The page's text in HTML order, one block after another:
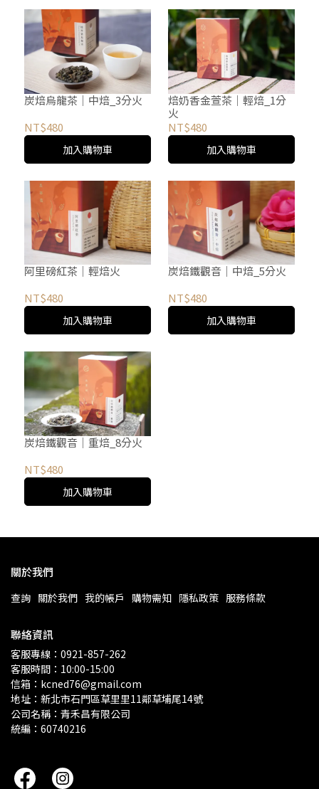
炭焙烏龍茶│中焙_3分火
NT$480
加入購物車
焙奶香金萱茶│輕焙_1分
火
NT$480
加入購物車
阿里磅紅茶│輕焙火
NT$480
加入購物車
炭焙鐵觀音│中焙_5分火
NT$480
加入購物車
炭焙鐵觀音│重焙_8分火
NT$480
加入購物車
關於我們
查詢 關於我們 我的帳戶 購物需知 隱私政策 服務條款
聯絡資訊
客服專線：0921-857-262
客服時間：10:00-15:00
信箱：kcned76@gmail.com
地址：新北市石門區草里里11鄰草埔尾14號
公司名稱：青禾昌有限公司
統編：60740216